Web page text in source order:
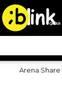
®
QATAR
Arena Share